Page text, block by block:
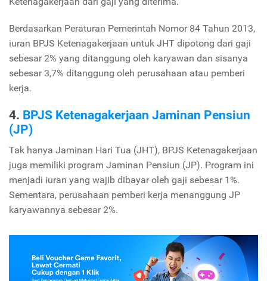
Berdasarkan Peraturan Pemerintah Nomor 84 Tahun 2013,
iuran BPJS Ketenagakerjaan untuk JHT dipotong dari gaji
sebesar 2% yang ditanggung oleh karyawan dan sisanya
sebesar 3,7% ditanggung oleh perusahaan atau pemberi
kerja.
4. BPJS Ketenagakerjaan Jaminan Pensiun
(JP)
Tak hanya Jaminan Hari Tua (JHT), BPJS Ketenagakerjaan
juga memiliki program Jaminan Pensiun (JP). Program ini
menjadi iuran yang wajib dibayar oleh gaji sebesar 1%.
Sementara, perusahaan pemberi kerja menanggung JP
karyawannya sebesar 2%.